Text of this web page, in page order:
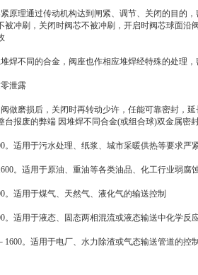
原理通过传动机构达到闸紧、调节、关闭的目的
被冲刷，关闭时阀芯不被冲刷，开启时阀芯球面
焊不同的合金，阀座也作相应堆焊经特殊的处理
泄露
做磨损后，关闭时再转动少许，任能可靠密封，
台报废的弊端 因堆焊不同合金(或组合球)双金属
。适用于污水处理、纸浆、城市采暖供热等要求严
。适用于原油、重油等各类油品、化工行业弱腐
。适用于煤气、天然气、液化气的输送控制
。适用于液态、固态两相混流或液态输送中化学反
。适用于电厂、水力除渣或气态输送管道的控制